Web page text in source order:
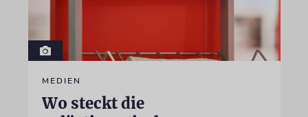
MEDIEN
Wo steckt die